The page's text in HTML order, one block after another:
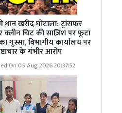
धान खरीद घोटाला: ट्रांसफर
चिट की साज़िश पर फूटा
गुस्सा, विभागीय कार्यालय पर
के गंभीर आरोप
On 05 Aug 2026 20:37:52